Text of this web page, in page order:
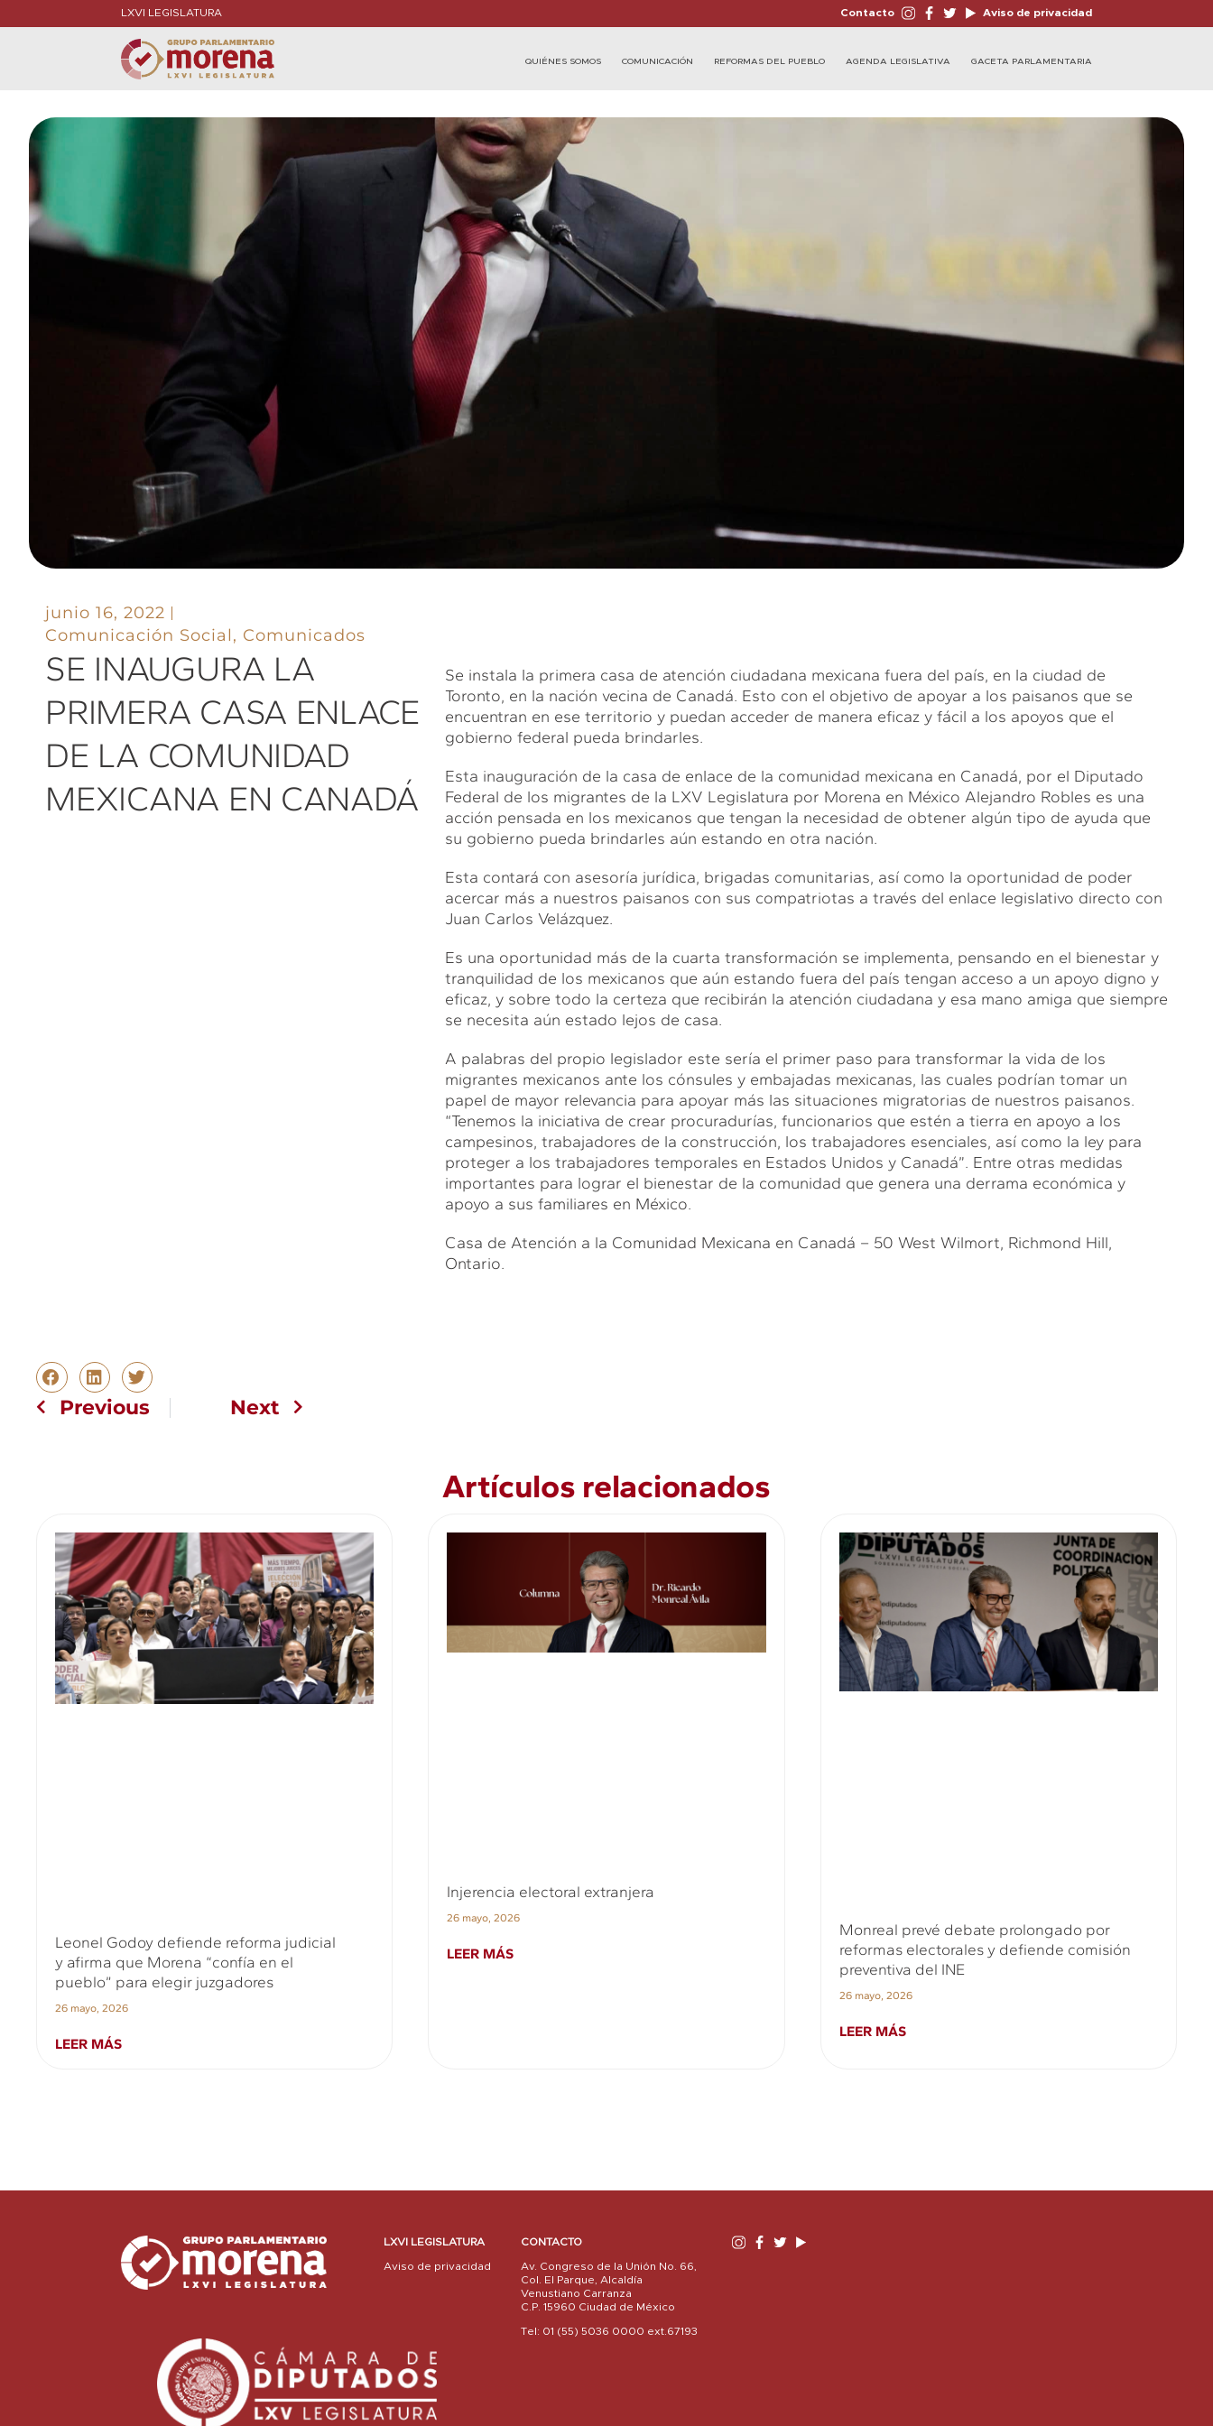
LXVI LEGISLATURA Contacto Aviso de privacidad
QUIÉNES SOMOS COMUNICACIÓN REFORMAS DEL PUEBLO AGENDA LEGISLATIVA GACETA PARLAMENTARIA
junio 16, 2022
Comunicación Social, Comunicados
SE INAUGURA LA
PRIMERA CASA ENLACE
DE LA COMUNIDAD
MEXICANA EN CANADÁ
Se instala la primera casa de atención ciudadana mexicana fuera del país, en la ciudad de
Toronto, en la nación vecina de Canadá. Esto con el objetivo de apoyar a los paisanos que se
encuentran en ese territorio y puedan acceder de manera eficaz y fácil a los apoyos que el
gobierno federal pueda brindarles.
Esta inauguración de la casa de enlace de la comunidad mexicana en Canadá, por el Diputado
Federal de los migrantes de la LXV Legislatura por Morena en México Alejandro Robles es una
acción pensada en los mexicanos que tengan la necesidad de obtener algún tipo de ayuda que
su gobierno pueda brindarles aún estando en otra nación.
Esta contará con asesoría jurídica, brigadas comunitarias, así como la oportunidad de poder
acercar más a nuestros paisanos con sus compatriotas a través del enlace legislativo directo con
Juan Carlos Velázquez.
Es una oportunidad más de la cuarta transformación se implementa, pensando en el bienestar y
tranquilidad de los mexicanos que aún estando fuera del país tengan acceso a un apoyo digno y
eficaz, y sobre todo la certeza que recibirán la atención ciudadana y esa mano amiga que siempre
se necesita aún estado lejos de casa.
A palabras del propio legislador este sería el primer paso para transformar la vida de los
migrantes mexicanos ante los cónsules y embajadas mexicanas, las cuales podrían tomar un
papel de mayor relevancia para apoyar más las situaciones migratorias de nuestros paisanos.
“Tenemos la iniciativa de crear procuradurías, funcionarios que estén a tierra en apoyo a los
campesinos, trabajadores de la construcción, los trabajadores esenciales, así como la ley para
proteger a los trabajadores temporales en Estados Unidos y Canadá”. Entre otras medidas
importantes para lograr el bienestar de la comunidad que genera una derrama económica y
apoyo a sus familiares en México.
Casa de Atención a la Comunidad Mexicana en Canadá – 50 West Wilmort, Richmond Hill,
Ontario.
Previous Next
Artículos relacionados
Leonel Godoy defiende reforma judicial
y afirma que Morena “confía en el
pueblo” para elegir juzgadores
26 mayo, 2026
LEER MÁS
Injerencia electoral extranjera
26 mayo, 2026
LEER MÁS
Monreal prevé debate prolongado por
reformas electorales y defiende comisión
preventiva del INE
26 mayo, 2026
LEER MÁS
LXVI LEGISLATURA
Aviso de privacidad
CONTACTO
Av. Congreso de la Unión No. 66,
Col. El Parque, Alcaldía
Venustiano Carranza
C.P. 15960 Ciudad de México
Tel: 01 (55) 5036 0000 ext.67193